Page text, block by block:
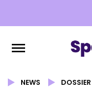
NEWS DOSSIER